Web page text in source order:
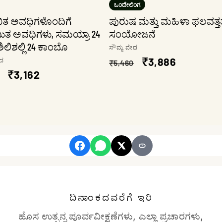
ಅವಧಿಗಳೊಂದಿಗೆ
ಅವಧಿಗಳು, ಸಮಯ್ರಾ 24
24 ಕಾಂಬೊ
ಮಾರಾಟ
₹3,162
ಒಂದೇಲಿಂಗ
ಪುರುಷ ಮತ್ತು ಮಹಿಳಾ
ಸಂಯೋಜನೆ
ಮಾರಾಟಗಾರ:
ಸೌಮ್ಯ ವೇದ
ನಿಯಮಿತ
₹5,460
ಮಾರಾಟ
₹3,886
ದಿನಾಂಕದವರೆಗೆ ಇರಿ
ಹೊಸ ಉತ್ಪನ್ನ ಪೂರ್ವವೀಕ್ಷಣೆಗಳು, ಎಲ್ಲಾ ಪ್ರಚಾರಗಳು,